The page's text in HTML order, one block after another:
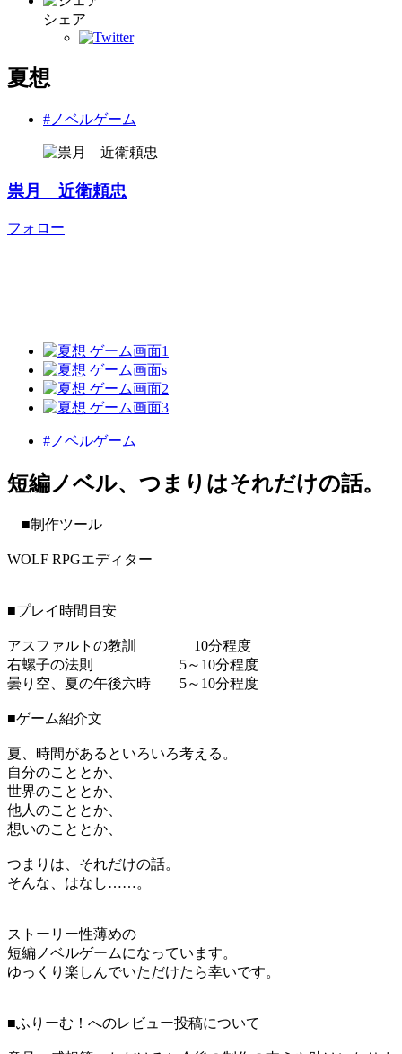
シェア
夏想
#ノベルゲーム
祟月 近衛頼忠
フォロー
#ノベルゲーム
短編ノベル、つまりはそれだけの話。
■制作ツール
WOLF RPGエディター
■プレイ時間目安
アスファルトの教訓 10分程度
右螺子の法則 5～10分程度
曇り空、夏の午後六時 5～10分程度
■ゲーム紹介文
夏、時間があるといろいろ考える。
自分のこととか、
世界のこととか、
他人のこととか、
想いのこととか、
つまりは、それだけの話。
そんな、はなし……。
ストーリー性薄めの
短編ノベルゲームになっています。
ゆっくり楽しんでいただけたら幸いです。
■ふりーむ！へのレビュー投稿について